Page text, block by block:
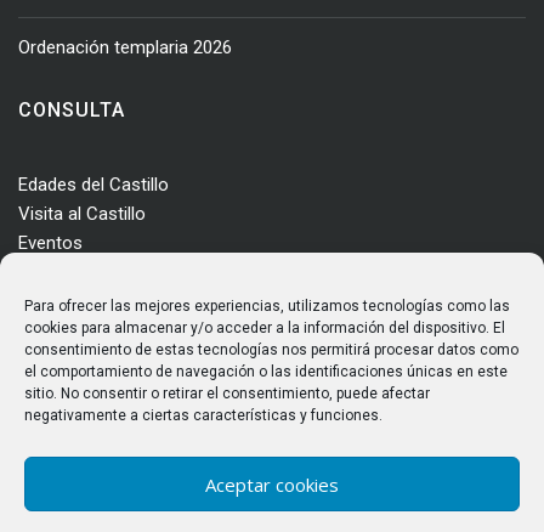
Para ofrecer las mejores experiencias, utilizamos tecnologías como las
cookies para almacenar y/o acceder a la información del dispositivo. El
consentimiento de estas tecnologías nos permitirá procesar datos como
el comportamiento de navegación o las identificaciones únicas en este
sitio. No consentir o retirar el consentimiento, puede afectar
negativamente a ciertas características y funciones.
Aceptar cookies
Ordenación templaria 2026
CONSULTA
Edades del Castillo
Visita al Castillo
Eventos
Enclave
Más información
Consultas
Horarios y tarifas